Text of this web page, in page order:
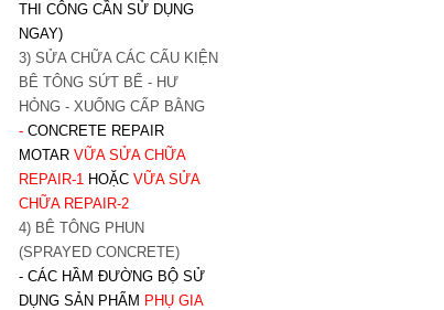
THI CÔNG CẦN SỬ DỤNG
NGAY)
3) SỬA CHỮA CÁC CẤU KIỆN
BÊ TÔNG SỨT BỂ - HƯ
HỎNG - XUỐNG CẤP BẰNG
- CONCRETE REPAIR
MOTAR VỮA SỬA CHỮA
REPAIR-1 HOẶC VỮA SỬA
CHỮA REPAIR-2
4) BÊ TÔNG PHUN
(SPRAYED CONCRETE)
- CÁC HẦM ĐƯỜNG BỘ SỬ
DỤNG SẢN PHẨM PHỤ GIA